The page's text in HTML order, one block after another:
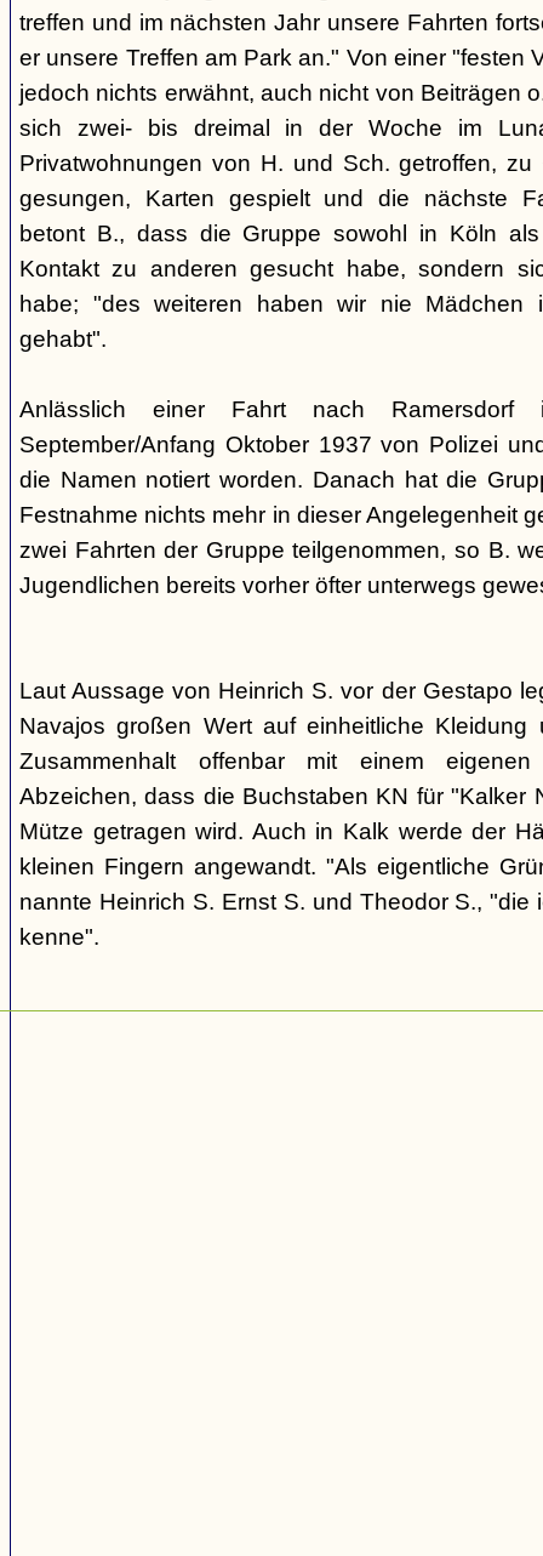
treffen und im nächsten Jahr unsere Fahrten
er unsere Treffen am Park an." Von einer "festen
jedoch nichts erwähnt, auch nicht von Beiträgen
sich zwei- bis dreimal in der Woche im
Privatwohnungen von H. und Sch. getroffen, zu
gesungen, Karten gespielt und die nächste
betont B., dass die Gruppe sowohl in Köln
Kontakt zu anderen gesucht habe, sondern
habe; "des weiteren haben wir nie Mädchen
gehabt".
Anlässlich einer Fahrt nach
September/Anfang Oktober 1937 von Polizei
die Namen notiert worden. Danach hat die
Festnahme nichts mehr in dieser Angelegenheit
zwei Fahrten der Gruppe teilgenommen, so B.
Jugendlichen bereits vorher öfter unterwegs
Laut Aussage von Heinrich S. vor der Gestapo
Navajos großen Wert auf einheitliche Kleidung
Zusammenhalt offenbar mit einem
Abzeichen, dass die Buchstaben KN für "Kalker
Mütze getragen wird. Auch in Kalk werde der
kleinen Fingern angewandt. "Als eigentliche
nannte Heinrich S. Ernst S. und Theodor S., "die
kenne".